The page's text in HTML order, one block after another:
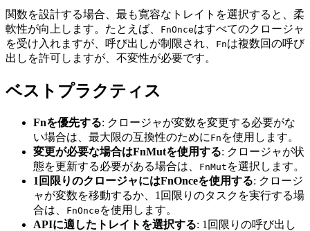
関数を設計する場合、最も寛容なトレイトを選択すると、柔
軟性が向上します。たとえば、
FnOnceはすべてのクロージャ
を受け入れますが、呼び出しが制限され、
Fnは複数回の呼び
出しを許可しますが、不変性が必要です。
ベストプラクティス
Fnを優先する: クロージャが変数を変更する必要がな
い場合は、最大限の互換性のために Fn を使用します。
変更が必要な場合はFnMutを使用する: クロージャが状
態を更新する必要がある場合は、
FnMut を選択します。
1回限りのクロージャにはFnOnceを使用する: クロージ
ャが変数を移動するか、1回限りのタスクを実行する場
合は、
FnOnce を使用します。
APIに適したトレイトを選択する: 1回限りの呼び出し